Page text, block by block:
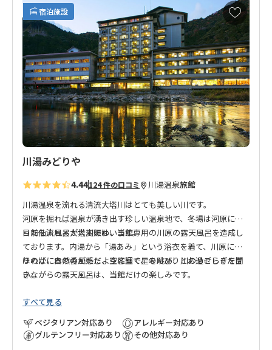
宿泊施設
お
気
に
入
り
に
追
加
川湯みどりや
4.44124 件の口コミ 川湯温泉旅館
川湯温泉を流れる清流大塔川はとても美しい川です。
河原を掘れば温泉が湧き出す珍しい温泉地で、冬場は河原に作
った仙人風呂が大変賑わいます。
目前を流れる大塔川には、当館専用の川原の露天風呂を造成し
ております。内湯から「湯あみ」という浴衣を着て、川原に降
りれば、自然の風感じ、空に輝く星を眺め、川のせせらぎを聞
きながらの露天風呂は、当館だけの楽しみです。
ほのかに木の香がただよう客室で、のんびりとお過ごしくださ
い。
すべて見る
ベジタリアン対応あり
グルテンフリー対応あり
アレルギー対応あり
その他対応あり